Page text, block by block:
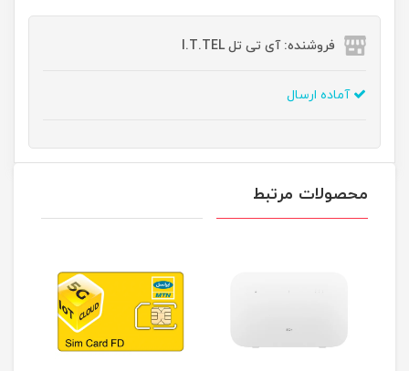
فروشنده: آی تی تل I.T.TEL
آماده ارسال
محصولات مرتبط